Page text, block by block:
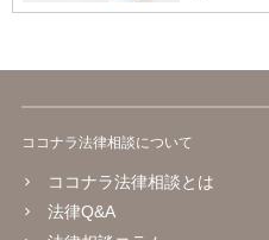
ココナラ法律相談について
ココナラ法律相談とは
法律Q&A